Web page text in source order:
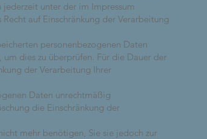
jederzeit unter der im Impressum
auf Einschränkung der Verarbeitung
personenbezogenen Daten
dies zu überprüfen. Für die Dauer der
der Verarbeitung Ihrer
Daten unrechtmäßig
die Einschränkung der
mehr benötigen, Sie sie jedoch zur